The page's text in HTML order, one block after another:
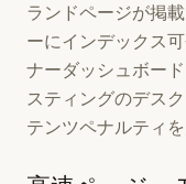
ランドページが掲載
ーにインデックス
ナーダッシュボー
スティングのデス
テンツペナルティを